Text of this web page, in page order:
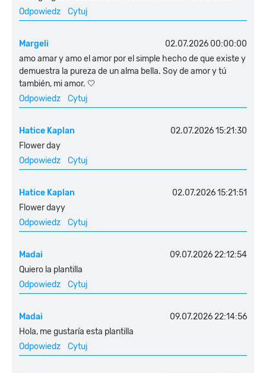
Odpowiedz
Cytuj
Margeli
02.07.2026 00:00:00
amo amar y amo el amor por el simple hecho de que existe y
demuestra la pureza de un alma bella. Soy de amor y tú
también, mi amor. 🤍
Odpowiedz
Cytuj
Hatice Kaplan
02.07.2026 15:21:30
Flower day
Odpowiedz
Cytuj
Hatice Kaplan
02.07.2026 15:21:51
Flower dayy
Odpowiedz
Cytuj
Madai
09.07.2026 22:12:54
Quiero la plantilla
Odpowiedz
Cytuj
Madai
09.07.2026 22:14:56
Hola, me gustaría esta plantilla
Odpowiedz
Cytuj